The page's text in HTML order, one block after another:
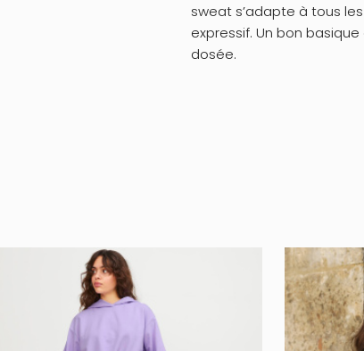
sweat s’adapte à tous
expressif. Un bon
dosée.